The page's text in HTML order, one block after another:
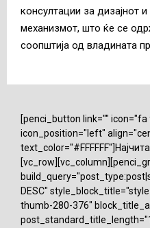
консултации за дизајнот
механизмот, што ќе се
соопштија од владината
[penci_button link=""
icon_position="left"
DESC"
thumb-280-376"